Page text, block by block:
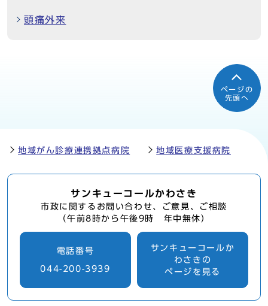
頭痛外来
ページの
先頭へ
地域がん診療連携拠点病院 地域医療支援病院
サンキューコールかわさき
市政に関するお問い合わせ、ご意見、ご相談
（午前8時から午後9時 年中無休）
電話番号
044-200-3939
サンキューコールか
わさきの
ページを見る